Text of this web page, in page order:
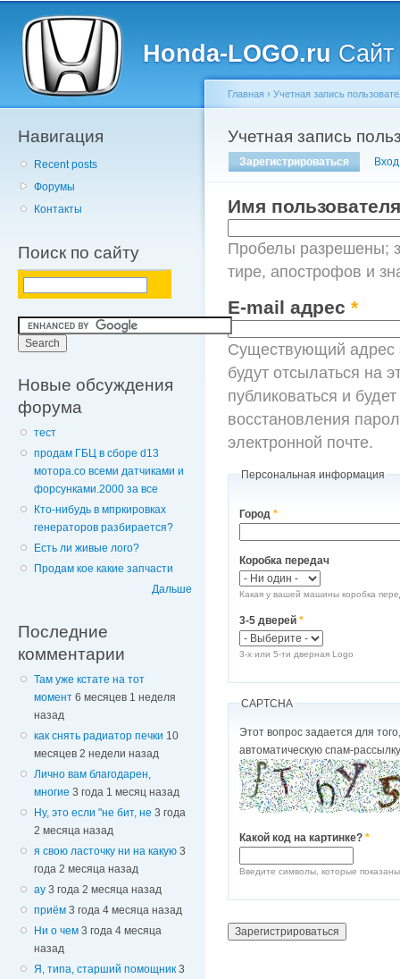
Honda-LOGO.ru Сайт
Главное меню
Навигация
Recent posts
Форумы
Контакты
Поиск по сайту
Новые обсуждения
форума
тест
продам ГБЦ в сборе d13
мотора.со всеми датчиками и
форсунками.2000 за все
Кто-нибудь в мпркировках
генераторов разбирается?
Есть ли живые лого?
Продам кое какие запчасти
Дальше
Последние
комментарии
Там уже кстате на тот
момент 6 месяцев 1 неделя
назад
как снять радиатор печки 10
месяцев 2 недели назад
Лично вам благодарен,
многие 3 года 1 месяц назад
Ну, это если "не бит, не 3 года
2 месяца назад
я свою ласточку ни на какую 3
года 2 месяца назад
ау 3 года 2 месяца назад
приём 3 года 4 месяца назад
Ни о чем 3 года 4 месяца
назад
Я, типа, старший помощник 3
Вы здесь
Главная › Учетная запись
Учетная запись
Главные вкладки
Зарегистрироваться Вход
Имя
Пробелы разрешены;
тире, апострофов и
E-mail адрес *
Существующий адрес
будут отсылаться на
публиковаться и
восстановления
электронной почте.
Персональная информация
Город*
Коробка передач
Какая у вашей машины коробка
3-5 дверей*
3-х или 5-ти дверная Logo
CAPTCHA
Этот вопрос задается для того, чтобы
автоматическую спам-
Какой код на картинке?*
Введите символы, которые